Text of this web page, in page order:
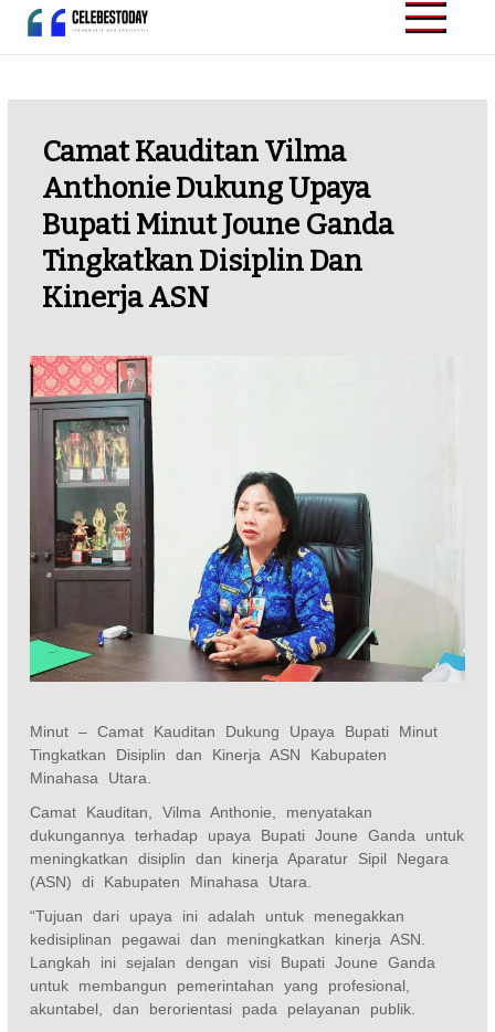
Skip
CELEBESTODAY.ID
Informatif dan
Camat Kauditan Vilma
Anthonie Dukung Upaya
Bupati Minut Joune Ganda
Tingkatkan Disiplin Dan
Kinerja ASN
Minut – Camat Kauditan Dukung Upaya Bupati Minut
Tingkatkan Disiplin dan Kinerja ASN Kabupaten
Minahasa Utara.
Camat Kauditan, Vilma Anthonie, menyatakan
dukungannya terhadap upaya Bupati Joune Ganda untuk
meningkatkan disiplin dan kinerja Aparatur Sipil Negara
(ASN) di Kabupaten Minahasa Utara.
“Tujuan dari upaya ini adalah untuk menegakkan
kedisiplinan pegawai dan meningkatkan kinerja ASN.
Langkah ini sejalan dengan visi Bupati Joune Ganda
untuk membangun pemerintahan yang profesional,
akuntabel, dan berorientasi pada pelayanan publik.